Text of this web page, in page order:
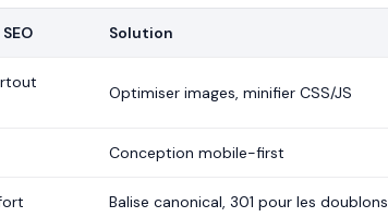
Solution
Optimiser images, minifier CSS/JS
Conception mobile-first
Balise canonical, 301 pour les doublons